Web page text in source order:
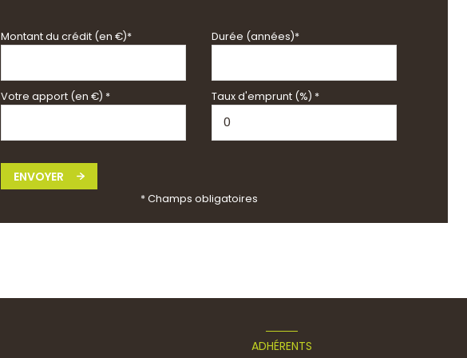
Montant du crédit (en €)* Durée (années)*
Votre apport (en €) * Taux d'emprunt (%) *
ENVOYER
* Champs obligatoires
ADHÉRENTS